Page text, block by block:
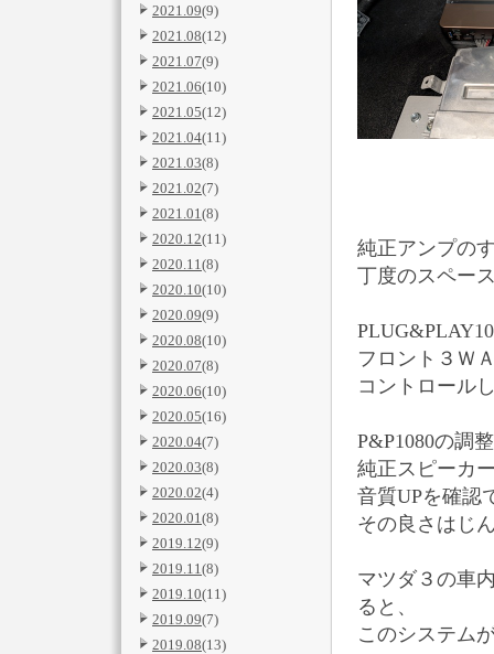
2021.09(9)
2021.08(12)
2021.07(9)
2021.06(10)
2021.05(12)
2021.04(11)
2021.03(8)
2021.02(7)
2021.01(8)
2020.12(11)
2020.11(8)
2020.10(10)
2020.09(9)
2020.08(10)
2020.07(8)
2020.06(10)
2020.05(16)
2020.04(7)
2020.03(8)
2020.02(4)
2020.01(8)
2019.12(9)
2019.11(8)
2019.10(11)
2019.09(7)
2019.08(13)
純正アンプの
丁度のスペー
フロント３Ｗ
コントロール
P&P1080の調
純正スピーカ
音質UPを確認
その良さはじ
マツダ３の車
ると、
このシステム